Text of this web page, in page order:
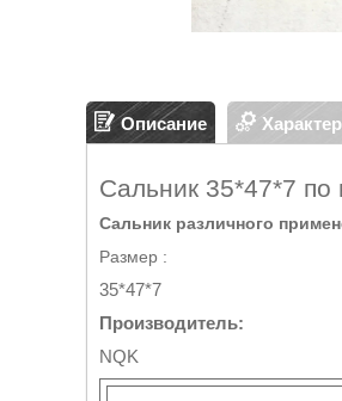
Описание
Сальник 35*47*7 по
Сальник различного
Размер :
35*47*7
Производитель:
NQK